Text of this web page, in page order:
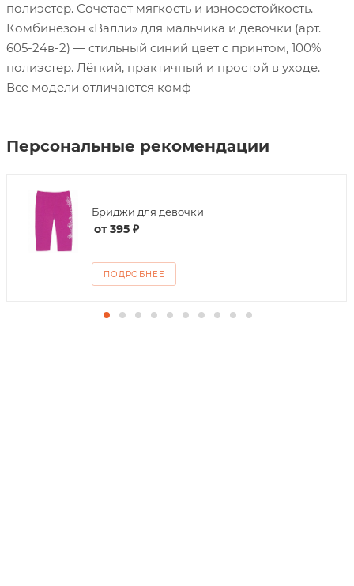
полиэстер. Сочетает мягкость и износостойкость.
Комбинезон «Валли» для мальчика и девочки (арт.
605-24в-2) — стильный синий цвет с принтом, 100%
полиэстер. Лёгкий, практичный и простой в уходе.
Все модели отличаются комф
Персональные рекомендации
Бриджи для девочки
от395 ₽
ПОДРОБНЕЕ